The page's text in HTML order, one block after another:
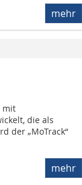
mehr
mit
die als
der „MoTrack“
mehr